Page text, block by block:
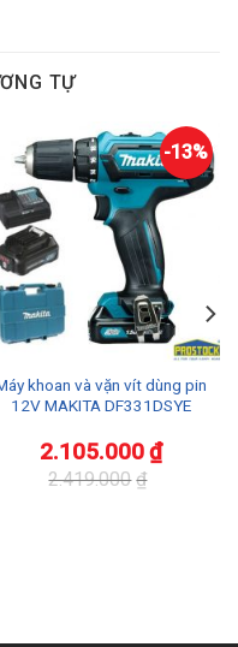
TỰ
-13%
khoan và vặn vít dùng pin
12V MAKITA DF331DSYE
2.419.000 ₫
2.105.000₫